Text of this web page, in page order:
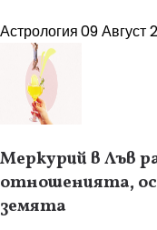
Астрология09 Август
Меркурий в Лъв
отношенията,
земята